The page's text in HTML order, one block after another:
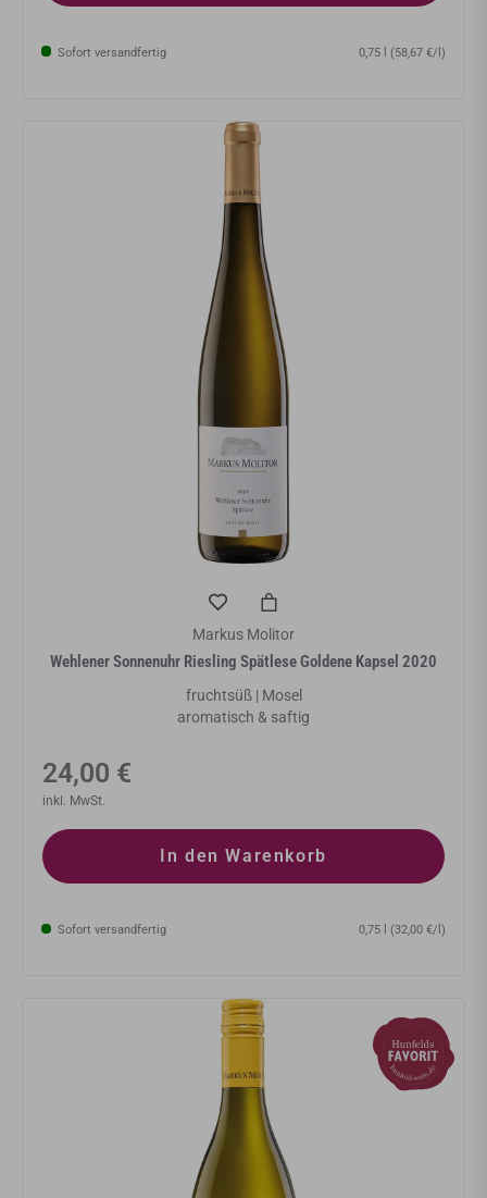
Sofort versandfertig 0,75 l (58,67 €/l)
Markus Molitor
Wehlener Sonnenuhr Riesling Spätlese Goldene Kapsel 2020
fruchtsüß | Mosel
aromatisch & saftig
Normaler
Preis
24,00 €
inkl. MwSt.
In den Warenkorb
Sofort versandfertig 0,75 l (32,00 €/l)